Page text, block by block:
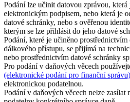
Podání lze učinit datovou zprávou, která
elektronickým podpisem, nebo která je
datové schránky, nebo s ověřenou
kterým se lze přihlásit do jeho datové
Podání, které je učiněno
dálkového přístupu, se přijímá na
nebo prostřednictvím datové schránky
Pro podání v daňových věcech
(elektronické podání pro finanční správu)
elektronickou podatelnou.
Podání v daňových věcech nelze zasílat